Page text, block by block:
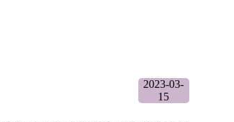
2023-03-
15